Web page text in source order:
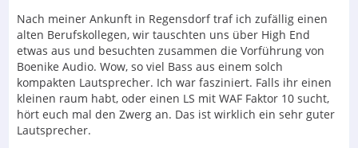
Nach meiner Ankunft in Regensdorf traf ich zufällig einen
alten Berufskollegen, wir tauschten uns über High End
etwas aus und besuchten zusammen die Vorführung von
Boenike Audio. Wow, so viel Bass aus einem solch
kompakten Lautsprecher. Ich war fasziniert. Falls ihr einen
kleinen raum habt, oder einen LS mit WAF Faktor 10 sucht,
hört euch mal den Zwerg an. Das ist wirklich ein sehr guter
Lautsprecher.